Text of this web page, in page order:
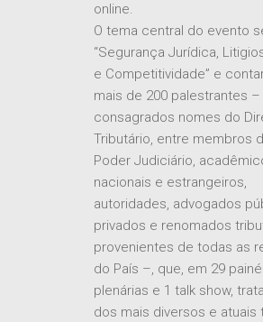
online.
O tema central do evento
“Segurança Jurídica,
e Competitividade” e
mais de 200 palestrantes –
consagrados nomes do
Tributário, entre membros
Poder Judiciário,
nacionais e estrangeiros,
autoridades, advogados
privados e renomados
provenientes de todas as
do País –, que, em 29
plenárias e 1 talk show,
dos mais diversos e atuais